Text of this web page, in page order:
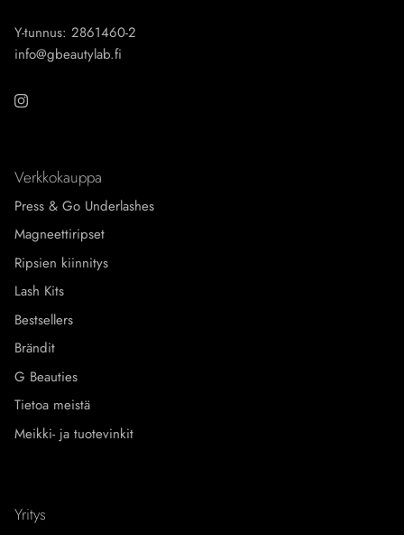
Y-tunnus: 2861460-2
info@gbeautylab.fi
Instagram
Verkkokauppa
Press & Go Underlashes
Magneettiripset
Ripsien kiinnitys
Lash Kits
Bestsellers
Brändit
G Beauties
Tietoa meistä
Meikki- ja tuotevinkit
Yritys